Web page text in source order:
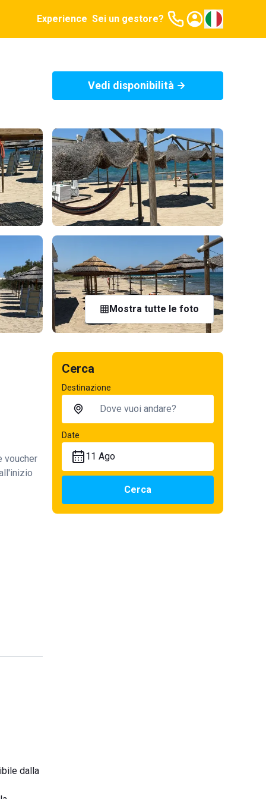
Experience Sei un gestore?
Vedi disponibilità
Mostra tutte le foto
voucher
dalla
Cerca
Destinazione
Date
11 Ago
Cerca